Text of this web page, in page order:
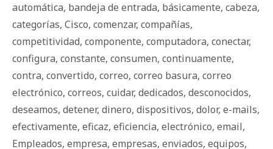
automática, bandeja de entrada, básicamente, cabeza,
categorías, Cisco, comenzar, compañías,
competitividad, componente, computadora, conectar,
configura, constante, consumen, continuamente,
contra, convertido, correo, correo basura, correo
electrónico, correos, cuidar, dedicados, desconocidos,
deseamos, detener, dinero, dispositivos, dolor, e-mails,
efectivamente, eficaz, eficiencia, electrónico, email,
Empleados, empresa, empresas, enviados, equipos,